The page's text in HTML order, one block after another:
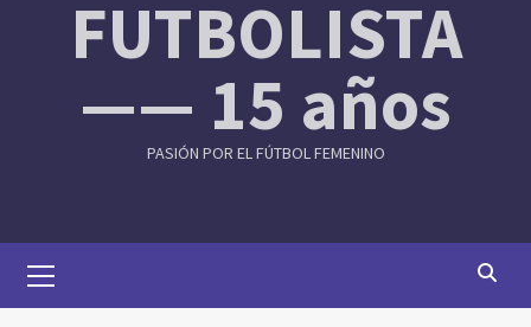
FUTBOLISTA
—— 15 años
PASIÓN POR EL FÚTBOL FEMENINO
Menu